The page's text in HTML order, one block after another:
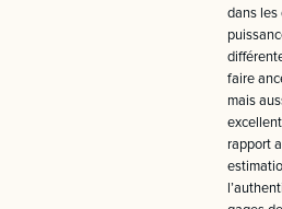
dans les
faire
mais
rapport